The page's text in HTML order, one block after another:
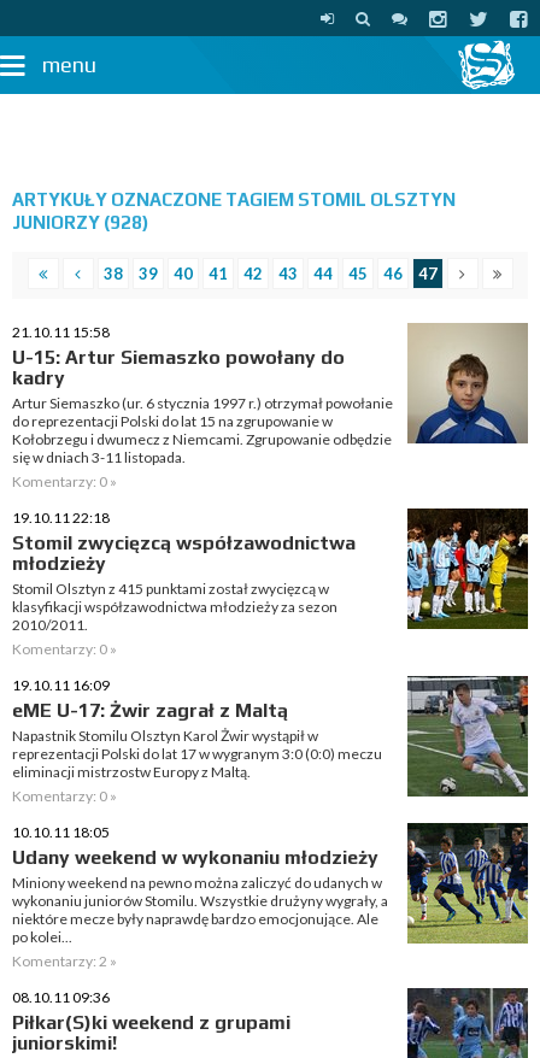
menu
ARTYKUŁY OZNACZONE TAGIEM STOMIL OLSZTYN
JUNIORZY (928)
38 39 40 41 42 43 44 45 46 47
21.10.11 15:58
U-15: Artur Siemaszko powołany do
kadry
Artur Siemaszko (ur. 6 stycznia 1997 r.) otrzymał powołanie
do reprezentacji Polski do lat 15 na zgrupowanie w
Kołobrzegu i dwumecz z Niemcami. Zgrupowanie odbędzie
się w dniach 3-11 listopada.
Komentarzy: 0 »
19.10.11 22:18
Stomil zwycięzcą współzawodnictwa
młodzieży
Stomil Olsztyn z 415 punktami został zwycięzcą w
klasyfikacji współzawodnictwa młodzieży za sezon
2010/2011.
Komentarzy: 0 »
19.10.11 16:09
eME U-17: Żwir zagrał z Maltą
Napastnik Stomilu Olsztyn Karol Żwir wystąpił w
reprezentacji Polski do lat 17 w wygranym 3:0 (0:0) meczu
eliminacji mistrzostw Europy z Maltą.
Komentarzy: 0 »
10.10.11 18:05
Udany weekend w wykonaniu młodzieży
Miniony weekend na pewno można zaliczyć do udanych w
wykonaniu juniorów Stomilu. Wszystkie drużyny wygrały, a
niektóre mecze były naprawdę bardzo emocjonujące. Ale
po kolei...
Komentarzy: 2 »
08.10.11 09:36
Piłkar(S)ki weekend z grupami
juniorskimi!